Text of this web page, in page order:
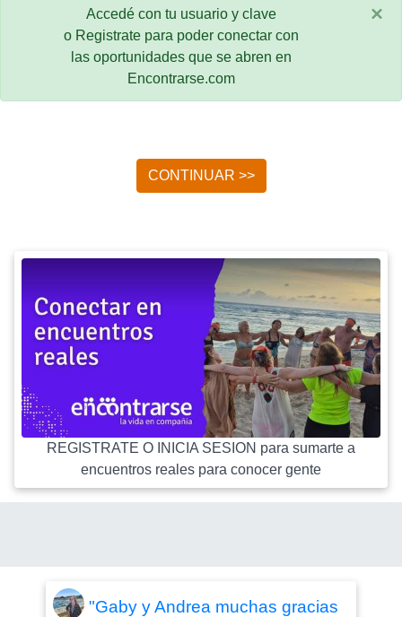
Accedé con tu usuario y clave
o Registrate para poder conectar con
las oportunidades que se abren en
Encontrarse.com
×
CONTINUAR >>
REGISTRATE O INICIA SESION para sumarte a
encuentros reales para conocer gente
"Gaby y Andrea muchas gracias